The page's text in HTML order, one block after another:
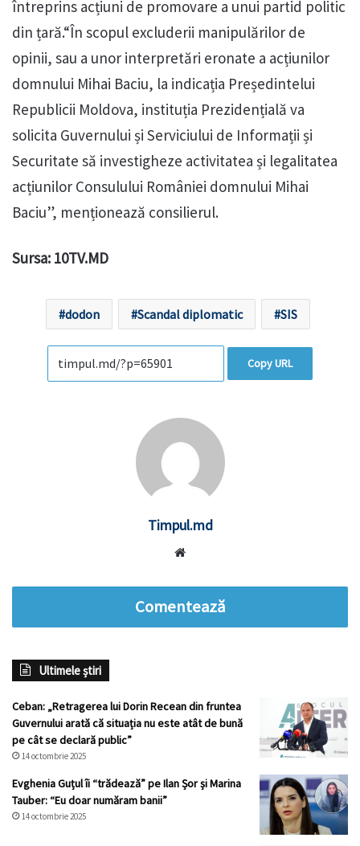
întreprins acțiuni de promovare a unui partid politic
din țară.“În scopul excluderii manipulărilor de
opinii, sau a unor interpretări eronate a acțiunilor
domnului Mihai Baciu, la indicația Președintelui
Republicii Moldova, instituția Prezidențială va
solicita Guvernului și Serviciului de Informații și
Securitate să investigheze activitatea și legalitatea
acțiunilor Consulului României domnului Mihai
Baciu”, menționează consilierul.
Sursa: 10TV.MD
dodon Scandal diplomatic SIS
Copy URL
Timpul.md
Comentează
Ultimele știri
Ceban: „Retragerea lui Dorin Recean din fruntea
Guvernului arată că situația nu este atât de bună
pe cât se declară public”
14 octombrie 2025
Evghenia Guțul îi “trădează” pe Ilan Șor și Marina
Tauber: “Eu doar număram banii”
14 octombrie 2025